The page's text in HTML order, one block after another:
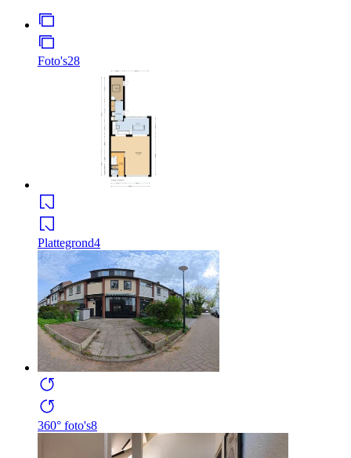
Foto's28
Plattegrond4
360° foto's8